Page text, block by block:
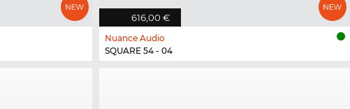
616,00 €
Nuance Audio
SQUARE 54 - 04